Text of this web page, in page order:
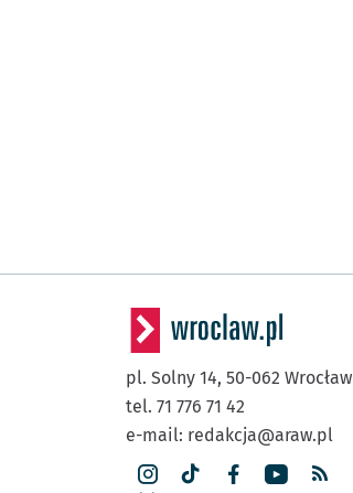
pl. Solny 14, 50-062 Wrocław
tel. 71 776 71 42
e-mail: redakcja@araw.pl